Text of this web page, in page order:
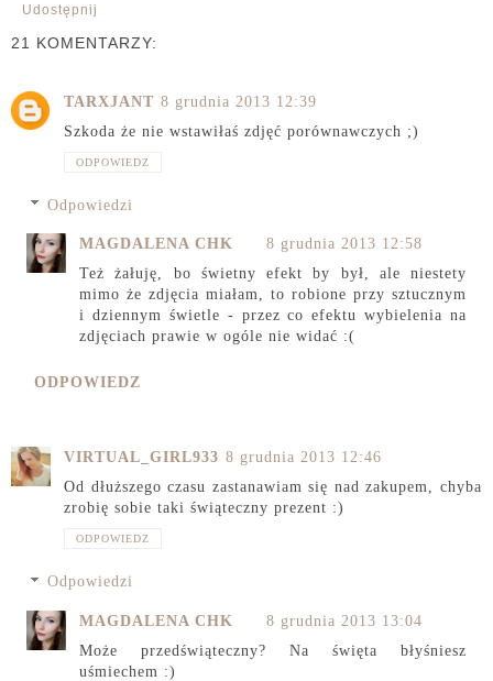
Udostępnij
21 KOMENTARZY:
TARXJANT 8 grudnia 2013 12:39
Szkoda że nie wstawiłaś zdjęć porównawczych ;)
ODPOWIEDZ
Odpowiedzi
MAGDALENA CHK
8 grudnia 2013 12:58
Też żałuję, bo świetny efekt by był, ale niestety
mimo że zdjęcia miałam, to robione przy sztucznym
i dziennym świetle - przez co efektu wybielenia na
zdjęciach prawie w ogóle nie widać :(
ODPOWIEDZ
VIRTUAL_GIRL933 8 grudnia 2013 12:46
Od dłuższego czasu zastanawiam się nad zakupem, chyba
zrobię sobie taki świąteczny prezent :)
ODPOWIEDZ
Odpowiedzi
MAGDALENA CHK
8 grudnia 2013 13:04
Może przedświąteczny? Na święta błyśniesz
uśmiechem :)